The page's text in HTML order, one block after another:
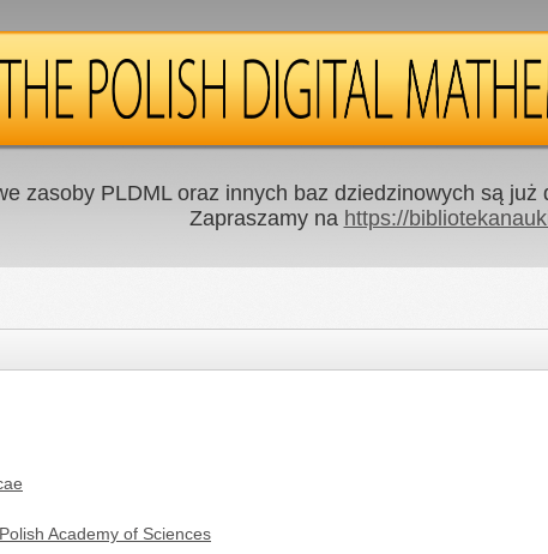
zasoby PLDML oraz innych baz dziedzinowych są
Zapraszamy na https://
Academy of Sciences